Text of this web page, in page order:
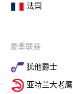
法国
夏季联赛
犹他爵士
亚特兰大老鹰